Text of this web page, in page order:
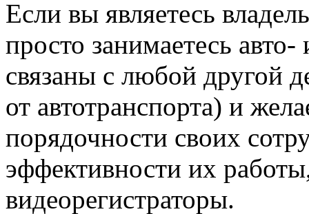
Если вы являетесь
просто занимаетесь
связаны с любой другой
от автотранспорта) и
порядочности своих
эффективности их
видеорегистраторы.